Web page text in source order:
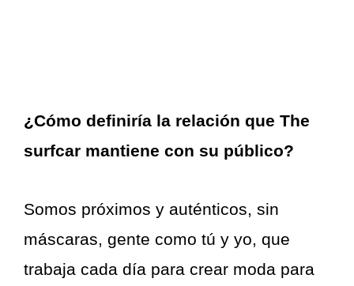
¿Cómo definiría la relación que The
surfcar mantiene con su público?
Somos próximos y auténticos, sin
máscaras, gente como tú y yo, que
trabaja cada día para crear moda para